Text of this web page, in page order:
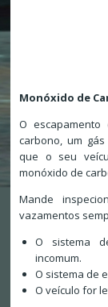
Monóxido de
O
carbono, um
que o seu
monóxido de
Mande
vazamentos
O sistema
incomum.
O sistema de
O veículo for